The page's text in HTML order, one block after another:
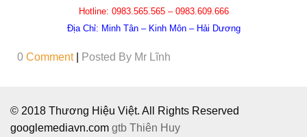
Hotline: 0983.565.565 – 0983.609.666
Địa Chỉ: Minh Tân – Kinh Môn – Hải Dương
0 Comment Posted By Mr Lĩnh
© 2018 Thương Hiệu Việt. All Rights Reserved
googlemediavn.com gtb Thiên Huy